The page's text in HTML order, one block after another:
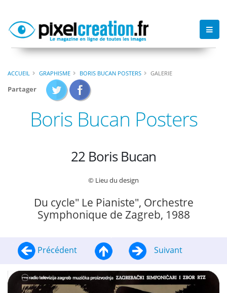
ACCUEIL GRAPHISME BORIS BUCAN POSTERS GALERIE
Partager
Boris Bucan Posters
22 Boris Bucan
© Lieu du design
Du cycle" Le Pianiste", Orchestre
Symphonique de Zagreb, 1988
Précédent Suivant